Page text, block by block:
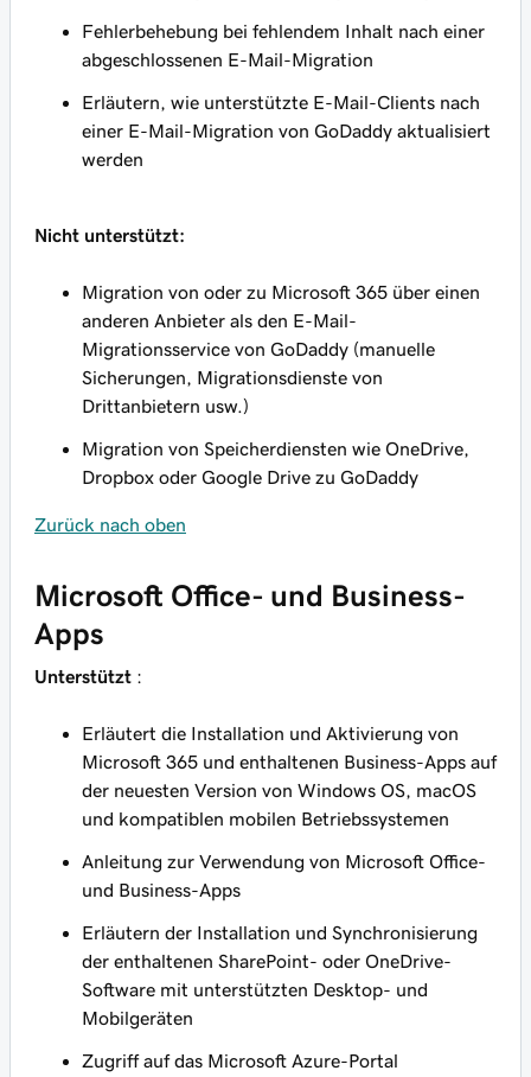
Fehlerbehebung bei fehlendem Inhalt nach einer
abgeschlossenen E-Mail-Migration
Erläutern, wie unterstützte E-Mail-Clients nach
einer E-Mail-Migration von GoDaddy aktualisiert
werden
Nicht unterstützt:
Migration von oder zu Microsoft 365 über einen
anderen Anbieter als den E-Mail-
Migrationsservice von GoDaddy (manuelle
Sicherungen, Migrationsdienste von
Drittanbietern usw.)
Migration von Speicherdiensten wie OneDrive,
Dropbox oder Google Drive zu GoDaddy
Zurück nach oben
Microsoft Office- und Business-
Apps
Unterstützt :
Erläutert die Installation und Aktivierung von
Microsoft 365 und enthaltenen Business-Apps auf
der neuesten Version von Windows OS, macOS
und kompatiblen mobilen Betriebssystemen
Anleitung zur Verwendung von Microsoft Office-
und Business-Apps
Erläutern der Installation und Synchronisierung
der enthaltenen SharePoint- oder OneDrive-
Software mit unterstützten Desktop- und
Mobilgeräten
Zugriff auf das Microsoft Azure-Portal